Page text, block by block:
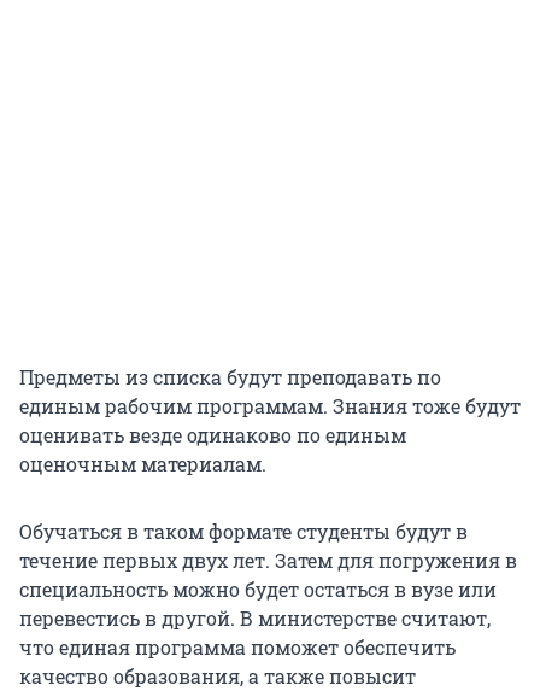
Предметы из списка будут преподавать по
единым рабочим программам. Знания тоже будут
оценивать везде одинаково по единым
оценочным материалам.
Обучаться в таком формате студенты будут в
течение первых двух лет. Затем для погружения в
специальность можно будет остаться в вузе или
перевестись в другой. В министерстве считают,
что единая программа поможет обеспечить
качество образования, а также повысит